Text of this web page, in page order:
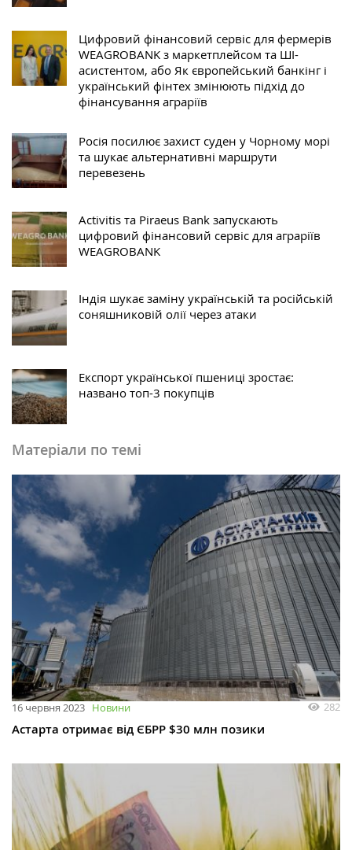
Цифровий фінансовий сервіс для фермерів
WEAGROBANK з маркетплейсом та ШІ-
асистентом, або Як європейський банкінг і
український фінтех змінюють підхід до
фінансування аграріїв
Росія посилює захист суден у Чорному морі
та шукає альтернативні маршрути
перевезень
Activitis та Piraeus Bank запускають
цифровий фінансовий сервіс для аграріїв
WEAGROBANK
Індія шукає заміну українській та російській
соняшниковій олії через атаки
Експорт української пшениці зростає:
названо топ-3 покупців
Матеріали по темі
16 червня 2023 Новини 282
Астарта отримає від ЄБРР $30 млн позики